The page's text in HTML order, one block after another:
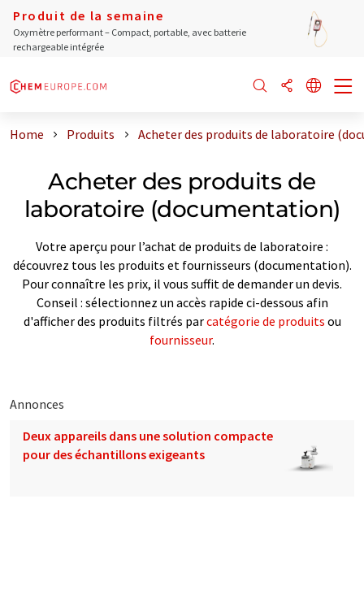
Produit de la semaine
Oxymètre performant – Compact, portable, avec batterie
rechargeable intégrée
Home Produits Acheter des produits de laboratoire
Acheter des produits de
laboratoire (documentation)
Votre aperçu pour l’achat de produits de laboratoire :
découvrez tous les produits et fournisseurs (documentation).
Pour connaître les prix, il vous suffit de demander un devis.
Conseil : sélectionnez un accès rapide ci-dessous afin
d'afficher des produits filtrés parcatégorie de produits ou
fournisseur.
Annonces
Deux appareils dans une solution compacte
pour des échantillons exigeants